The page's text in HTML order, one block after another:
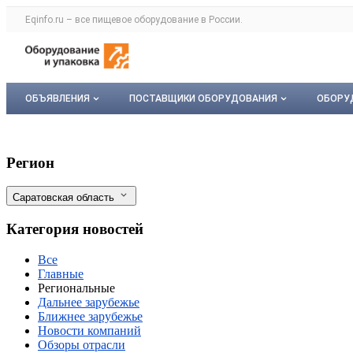
Раздел навигации по сайту eqinfo.ru
Eqinfo.ru – все пищевое оборудование в России.
Авторизация и меню пользователя
Навигация по разделам сайта eqinfo.ru
ОБЪЯВЛЕНИЯ
Мои объявления
ПОСТАВЩИКИ ОБОРУДОВАНИЯ
Платное размещение
Сельхозпредприятие в Саратовской
Фильтры
Регион
Саратовская область
Категория новостей
Все
Главные
Региональные
Дальнее зарубежье
Ближнее зарубежье
Новости компаний
Обзоры отрасли